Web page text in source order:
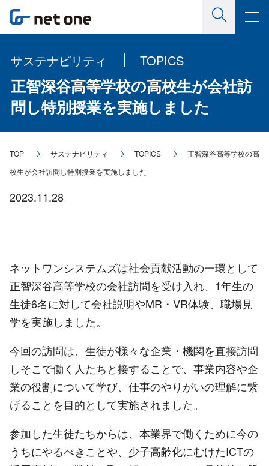
サステナビリティ TOPICS
正智深谷高等学校の高校生が会社訪
問し特別授業を実施しました
TOP サステナビリティ TOPICS
正智深谷高等学校の高
校生が会社訪問し特別授業を実施しました
2023.11.28
ネットワンシステムズは社会貢献活動の一環として
正智深谷高等学校の会社訪問を受け入れ、1年生の
生徒6名に対して会社説明やMR・VR体験、職場見
学を実施しました。
今回の訪問は、生徒が様々な企業・機関を直接訪問
しそこで働く人たちと接することで、事業内容や企
業の役割について学び、仕事のやりがいの理解に繋
げることを目的として実施されました。
参加した生徒たちからは、本業界で働くために今の
うちにやるべきことや、少子高齢化にむけたICTの